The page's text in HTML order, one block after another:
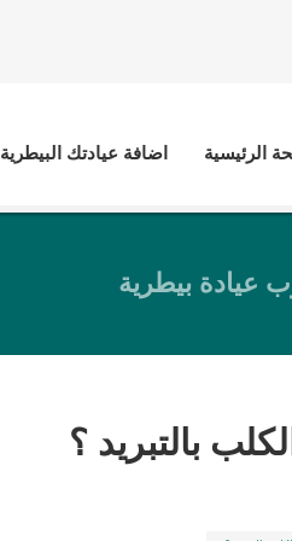
الرئيسية اضافة عيادتك البيطرية
عيادة بيطرية
بالتبريد ؟